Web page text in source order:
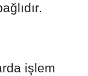
işlem